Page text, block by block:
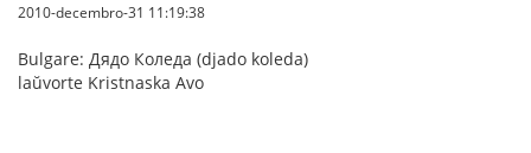
2010-decembro-31 11:19:38
Bulgare: Дядо Коледа (djado koleda)
laŭvorte Kristnaska Avo